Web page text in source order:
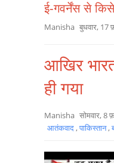
ई-गवर्नेंस से
Manisha बुधवार, 17
आखिर
ही गया
Manisha सोमवार, 8
आतंकवाद,पाकिस्तान,